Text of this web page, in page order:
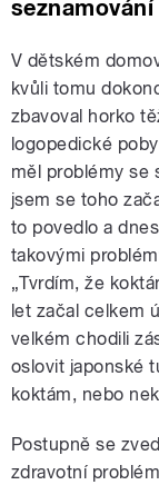
V dětském
kvůli tomu
zbavoval horko
logopedické
měl problémy se
jsem se toho
to povedlo a
takovými
„Tvrdím, že
let začal celkem
velkém chodili
oslovit japonské
koktám, nebo
Postupně se
zdravotní